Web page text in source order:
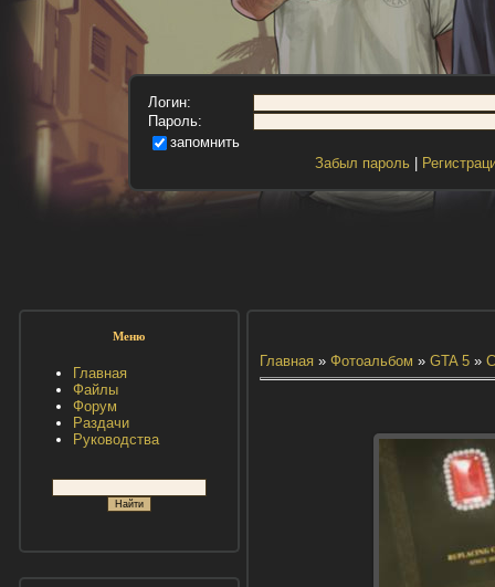
Логин:
Пароль:
запомнить
Забыл пароль|
Меню
Главная
Файлы
Форум
Раздачи
Руководства
Главная» Фотоальбом » GTA 5»